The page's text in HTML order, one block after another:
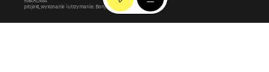
projekt, wykonanie i utrzymanie: Bonjour.pl